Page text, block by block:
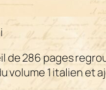
de 286 pages
volume 1 italien et